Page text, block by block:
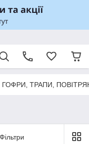
ТРАПИ,
Фільтри